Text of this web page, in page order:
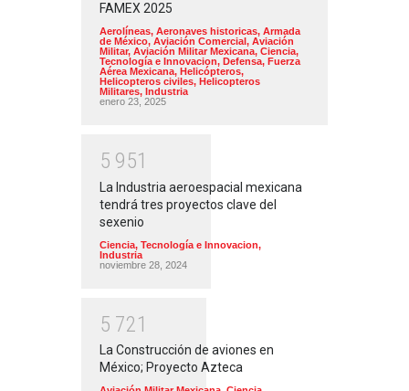
FAMEX 2025
Aerolíneas, Aeronaves historicas, Armada
de México, Aviación Comercial, Aviación
Militar, Aviación Militar Mexicana, Ciencia,
Tecnología e Innovacion, Defensa, Fuerza
Aérea Mexicana, Helicópteros,
Helicopteros civiles, Helicopteros
Militares, Industria
enero 23, 2025
5 951
La Industria aeroespacial mexicana
tendrá tres proyectos clave del
sexenio
Ciencia, Tecnología e Innovacion,
Industria
noviembre 28, 2024
5 721
La Construcción de aviones en
México; Proyecto Azteca